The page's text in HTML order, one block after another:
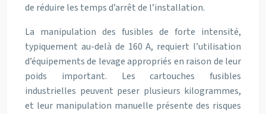
de réduire les temps d’arrêt de l’installation.
La manipulation des fusibles de forte intensité,
typiquement au-delà de 160 A, requiert l’utilisation
d’équipements de levage appropriés en raison de leur
poids important. Les cartouches fusibles
industrielles peuvent peser plusieurs kilogrammes,
et leur manipulation manuelle présente des risques